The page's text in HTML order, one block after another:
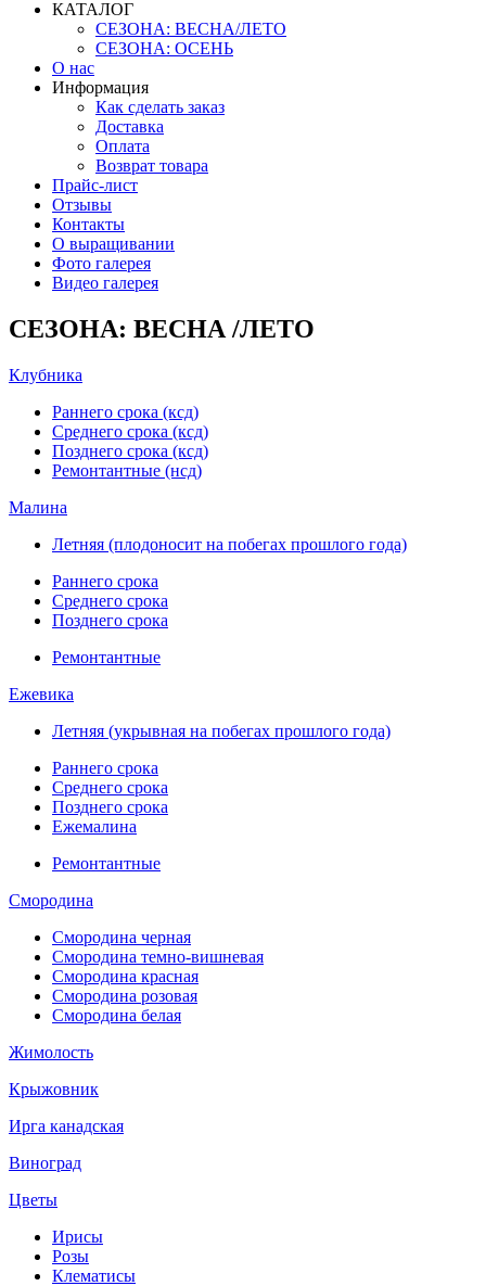
КАТАЛОГ
СЕЗОНА: ВЕСНА/ЛЕТО
СЕЗОНА: ОСЕНЬ
О нас
Информация
Как сделать заказ
Доставка
Оплата
Возврат товара
Прайс-лист
Отзывы
Контакты
О выращивании
Фото галерея
Видео галерея
СЕЗОНА: ВЕСНА /ЛЕТО
Клубника
Раннего срока (ксд)
Среднего срока (ксд)
Позднего срока (ксд)
Ремонтантные (нсд)
Малина
Летняя (плодоносит на побегах прошлого года)
Раннего срока
Среднего срока
Позднего срока
Ремонтантные
Ежевика
Летняя (укрывная на побегах прошлого года)
Раннего срока
Среднего срока
Позднего срока
Ежемалина
Ремонтантные
Смородина
Смородина черная
Смородина темно-вишневая
Смородина красная
Смородина розовая
Смородина белая
Жимолость
Крыжовник
Ирга канадская
Виноград
Цветы
Ирисы
Розы
Клематисы